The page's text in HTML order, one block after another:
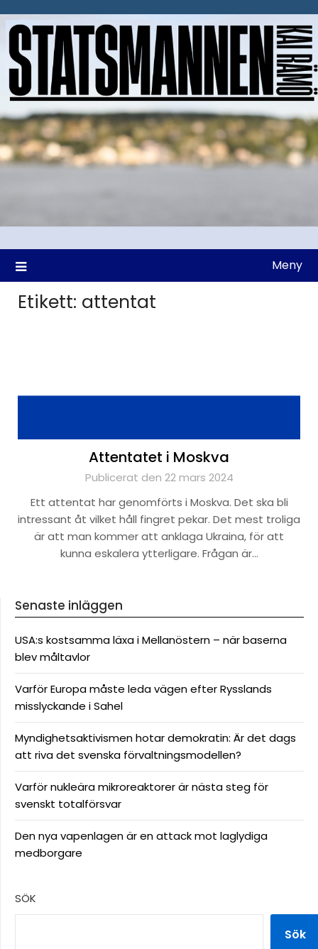
till
Meny
Etikett: attentat
Attentatet i Moskva
Publicerat den 22 mars 2024
Ett attentat har genomförts i Moskva. Det ska bli
intressant åt vilket håll fingret pekar. Det mest troliga
är att man kommer att anklaga Ukraina, för att
kunna eskalera ytterligare. Frågan är…
Senaste inläggen
USA:s kostsamma läxa i Mellanöstern – när baserna
blev måltavlor
Varför Europa måste leda vägen efter Rysslands
misslyckande i Sahel
Myndighetsaktivismen hotar demokratin: Är det dags
att riva det svenska förvaltningsmodellen?
Varför nukleära mikroreaktorer är nästa steg för
svenskt totalförsvar
Den nya vapenlagen är en attack mot laglydiga
medborgare
SÖK
Sök